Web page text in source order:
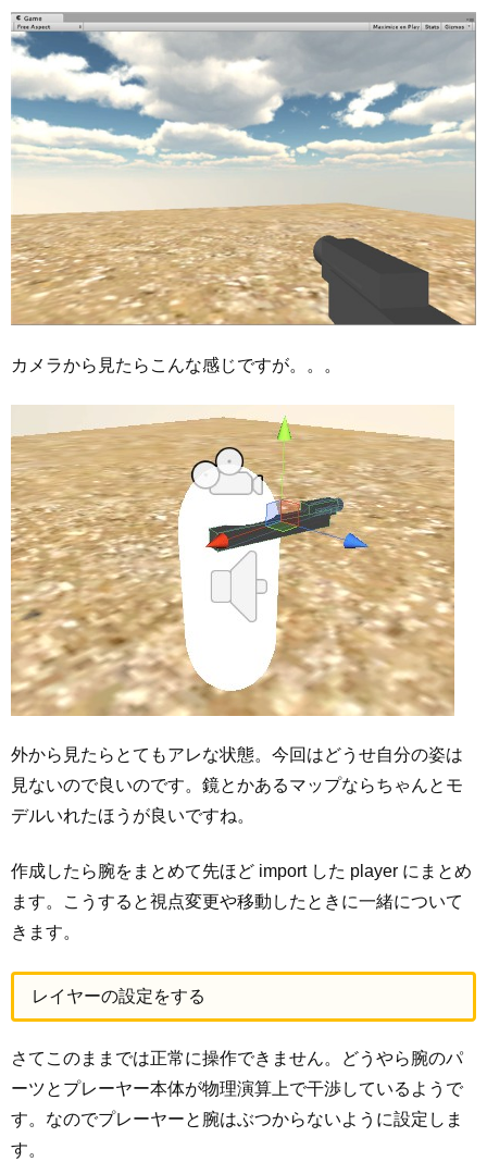
カメラから見たらこんな感じですが。。。
外から見たらとてもアレな状態。今回はどうせ自分の姿は
見ないので良いのです。鏡とかあるマップならちゃんとモ
デルいれたほうが良いですね。
作成したら腕をまとめて先ほど import した player にまとめ
ます。こうすると視点変更や移動したときに一緒について
きます。
レイヤーの設定をする
さてこのままでは正常に操作できません。どうやら腕のパ
ーツとプレーヤー本体が物理演算上で干渉しているようで
す。なのでプレーヤーと腕はぶつからないように設定しま
す。